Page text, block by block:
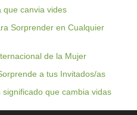
que canvia vides
Sorprender en Cualquier
de la Mujer
a tus Invitados/as
que cambia vidas